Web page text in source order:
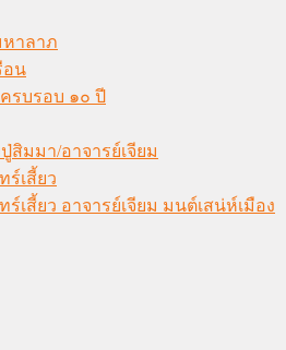
หาลาภ
อน
รบรอบ ๑๐ ปี
สิมมา/อาจารย์เจียม
ร์เสี้ยว
เสี้ยว อาจารย์เจียม มนต์เสน่ห์เมือง